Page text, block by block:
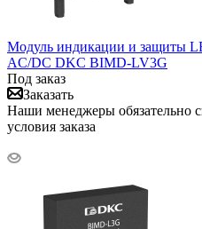
Модуль индикации и защиты
AC/DC DKC BIMD-LV3G
Под заказ
Заказать
Наши менеджеры обязательно
условия заказа